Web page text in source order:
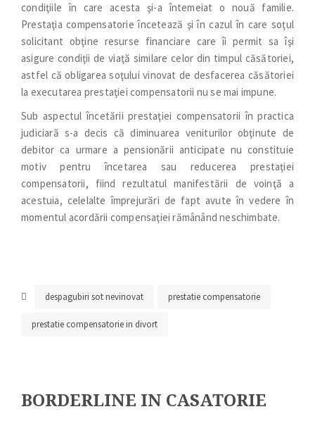
condiţiile în care acesta şi-a întemeiat o nouă familie.
Prestaţia compensatorie încetează şi în cazul în care soţul
solicitant obţine resurse financiare care îi permit sa îşi
asigure condiţii de viaţă similare celor din timpul căsătoriei,
astfel că obligarea soţului vinovat de desfacerea căsătoriei
la executarea prestaţiei compensatorii nu se mai impune.
Sub aspectul încetării prestaţiei compensatorii în practica
judiciară s-a decis că diminuarea veniturilor obţinute de
debitor ca urmare a pensionării anticipate nu constituie
motiv pentru încetarea sau reducerea prestaţiei
compensatorii, fiind rezultatul manifestării de voinţă a
acestuia, celelalte împrejurări de fapt avute în vedere în
momentul acordării compensaţiei rămânând neschimbate.
despagubiri sot nevinovat prestatie compensatorie
prestatie compensatorie in divort
BORDERLINE IN CASATORIE